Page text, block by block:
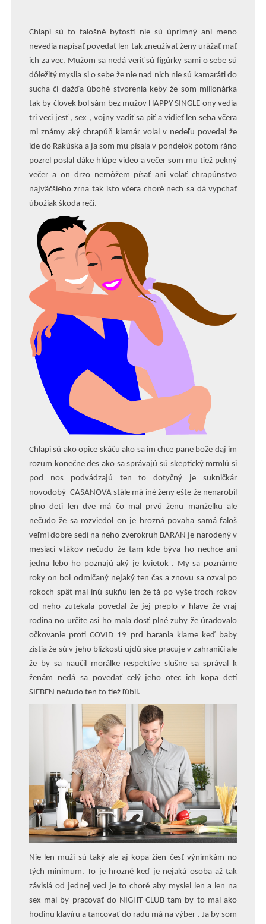
Chlapi sú to falošné bytosti nie sú úprimný ani meno
nevedia napísať povedať len tak zneužívať ženy urážať mať
ich za vec. Mužom sa nedá veriť sú figúrky sami o sebe sú
dôležitý myslia si o sebe že nie nad nich nie sú kamaráti do
sucha či dažďa úbohé stvorenia keby že som milionárka
tak by človek bol sám bez mužov HAPPY SINGLE ony vedia
tri veci jesť , sex , vojny vadiť sa piť a vidieť len seba včera
mi známy aký chrapúň klamár volal v nedeľu povedal že
ide do Rakúska a ja som mu písala v pondelok potom ráno
pozrel poslal dáke hlúpe video a večer som mu tiež pekný
večer a on drzo nemôžem písať ani volať chrapúnstvo
najväčšieho zrna tak isto včera choré nech sa dá vypchať
úbožiak škoda reči.
Chlapi sú ako opice skáču ako sa im chce pane bože daj im
rozum konečne des ako sa správajú sú skeptický mrmlú si
pod nos podvádzajú ten to dotyčný je sukničkár
novodobý CASANOVA stále má iné ženy ešte že nenarobil
plno deti len dve má čo mal prvú ženu manželku ale
nečudo že sa rozviedol on je hrozná povaha samá faloš
veľmi dobre sedí na neho zverokruh BARAN je narodený v
mesiaci vtákov nečudo že tam kde býva ho nechce ani
jedna lebo ho poznajú aký je kvietok . My sa poznáme
roky on bol odmlčaný nejaký ten čas a znovu sa ozval po
rokoch späť mal inú sukňu len že tá po vyše troch rokov
od neho zutekala povedal že jej preplo v hlave že vraj
rodina no určite asi ho mala dosť plné zuby že úradovalo
očkovanie proti COVID 19 prd barania klame keď baby
zistia že sú v jeho blízkosti ujdú síce pracuje v zahraničí ale
že by sa naučil morálke respektíve slušne sa správal k
ženám nedá sa povedať celý jeho otec ich kopa detí
SIEBEN nečudo ten to tiež ľúbil.
Nie len muži sú taký ale aj kopa žien česť výnimkám no
tých minimum. To je hrozné keď je nejaká osoba až tak
závislá od jednej veci je to choré aby myslel len a len na
sex mal by pracovať do NIGHT CLUB tam by to mal ako
hodinu klavíru a tancovať do radu má na výber . Ja by som